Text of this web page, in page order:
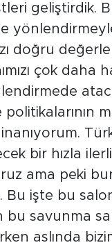
geliştirdik.
doğru
çok daha
bir hızla
ama peki
Bu işte bu
bu savunma
aslında